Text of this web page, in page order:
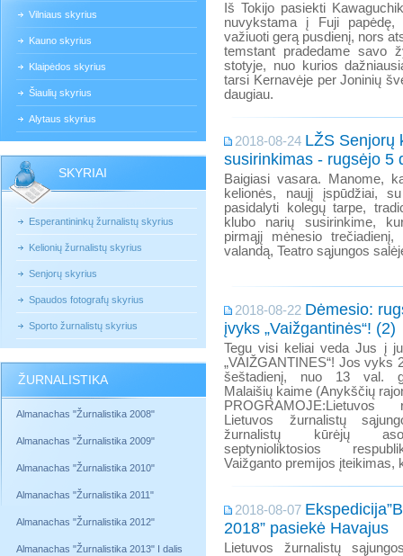
Vilniaus skyrius
Kauno skyrius
Klaipėdos skyrius
Šiaulių skyrius
Alytaus skyrius
SKYRIAI
Esperantininkų žurnalistų skyrius
Kelionių žurnalistų skyrius
Senjorų skyrius
Spaudos fotografų skyrius
Sporto žurnalistų skyrius
ŽURNALISTIKA
Almanachas "Žurnalistika 2008"
Almanachas "Žurnalistika 2009"
Almanachas "Žurnalistika 2010"
Almanachas "Žurnalistika 2011"
Almanachas "Žurnalistika 2012"
Almanachas "Žurnalistika 2013" I dalis
Iš Tokijo pasiekti
nuvykstama į Fuji papėdę,
važiuoti gerą pusdienį, nors
temstant pradedame savo
stotyje, nuo kurios
tarsi Kernavėje per Joninių
daugiau.
2018-08-24 LŽS Senjorų
susirinkimas - rugsėjo 5
Baigiasi vasara. Manome,
kelionės, naujį įspūdžiai,
pasidalyti kolegų tarpe,
klubo narių susirinkime,
pirmąjį mėnesio
valandą, Teatro sąjungos
2018-08-22 Dėmesio:
įvyks „Vaižgantinės“! (2)
Tegu visi keliai veda Jus į
„VAIŽGANTINES“! Jos vyks
šeštadienį, nuo 13 val.
Malaišių kaime (Anykščių
Lietuvos žurnalistų
žurnalistų kūrėjų
septynioliktosios
Vaižganto premijos įteikimas,
2018-08-07
2018” pasiekė Havajus
Lietuvos žurnalistų